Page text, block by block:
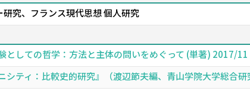
研究、フランス現代思想 個人研究
としての哲学：方法と主体の問いをめぐって (単著) 2017/11
シティ：比較史的研究』（渡辺節夫編、青山学院大学総合